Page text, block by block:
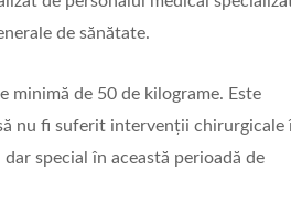
de sănătate.
minimă de 50 de kilograme. Este
nu fi suferit intervenții chirurgicale
special în această perioadă de